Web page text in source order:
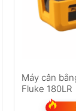
Máy cân
Fluke 180LR